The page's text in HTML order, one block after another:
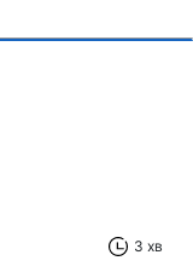
3 хв